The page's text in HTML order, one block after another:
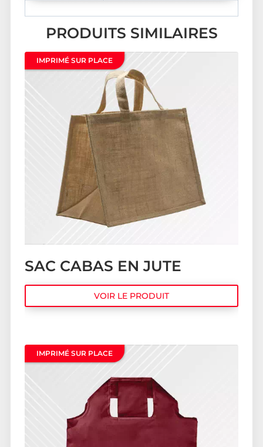
PRODUITS SIMILAIRES
SAC CABAS EN JUTE
VOIR LE PRODUIT
IMPRIMÉ SUR PLACE
IMPRIMÉ SUR PLACE